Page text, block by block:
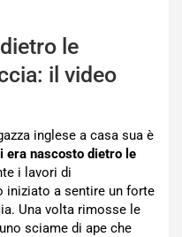
le
il video
inglese a casa sua è
era nascosto dietro le
i lavori di
iniziato a sentire un forte
Una volta rimosse le
sciame di ape che